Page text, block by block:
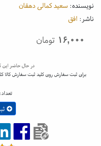
نویسنده: سعید کمالی دهقان
ناشر: افق
۱۶,۰۰۰ تومان
در حال حاضر این
برای ثبت سفارش روی کلید ثبت سفارش کالا
تعداد: